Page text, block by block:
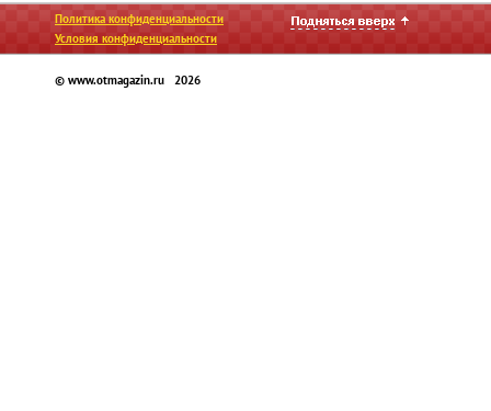
Политика конфиденциальности
Условия конфиденциальности
© www.otmagazin.ru 2026